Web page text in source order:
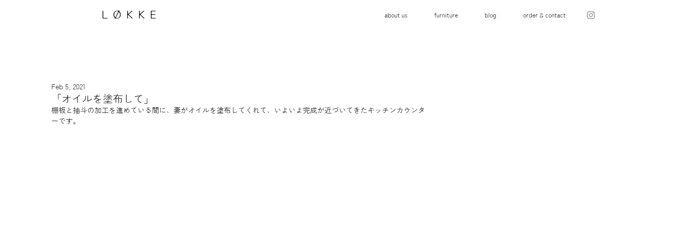
LØKKE about us furniture blog order & contact
「オイルを塗布して」
Feb 5, 2021
棚板と抽斗の加工を進めている間に、妻がオイルを塗布してくれて、いよいよ完成が近づいてきたキッチンカウンタ
ーです。